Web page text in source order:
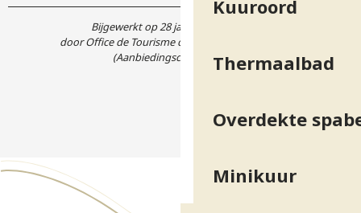
Kuuroord
Thermaalbad
Overdekte
Minikuur
Bijgewerkt op 28 januari 2025 in 10:07
door Office de Tourisme de Belledonne Chartreuse
(Aanbiedingscode :
6071618 )